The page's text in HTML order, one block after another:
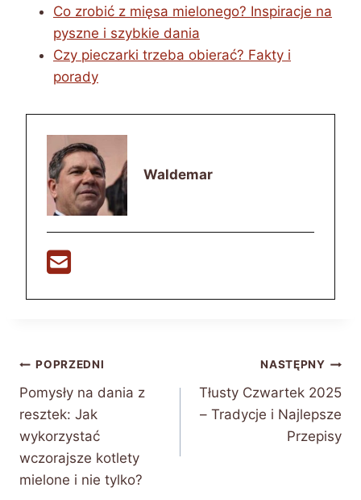
Co zrobić z mięsa mielonego? Inspiracje na
pyszne i szybkie dania
Czy pieczarki trzeba obierać? Fakty i
porady
Waldemar
Nawigacja
wpisu
POPRZEDNI
Pomysły na dania z
resztek: Jak
wykorzystać
wczorajsze kotlety
mielone i nie tylko?
NASTĘPNY
Tłusty Czwartek 2025
– Tradycje i Najlepsze
Przepisy